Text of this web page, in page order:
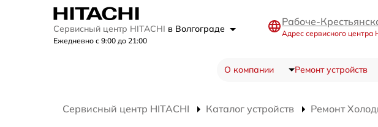
Сервисный центр HITACHI в Волгограде
Ежедневно с 9:00 до 21:00
Рабоче-
Адрес сервисного центра
О компании Ремонт устройств
Сервисный центр HITACHI Каталог устройств Ремонт